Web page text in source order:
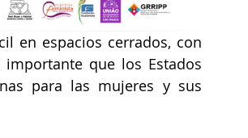
en espacios cerrados, con
que los Estados
para las mujeres y sus